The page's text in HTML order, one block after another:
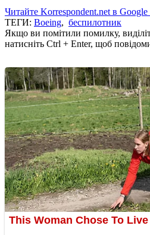
Читайте Korrespondent.net в
ТЕГИ: Boeing, беспилотник
Якщо ви помітили помилку,
натисніть Ctrl + Enter, щоб